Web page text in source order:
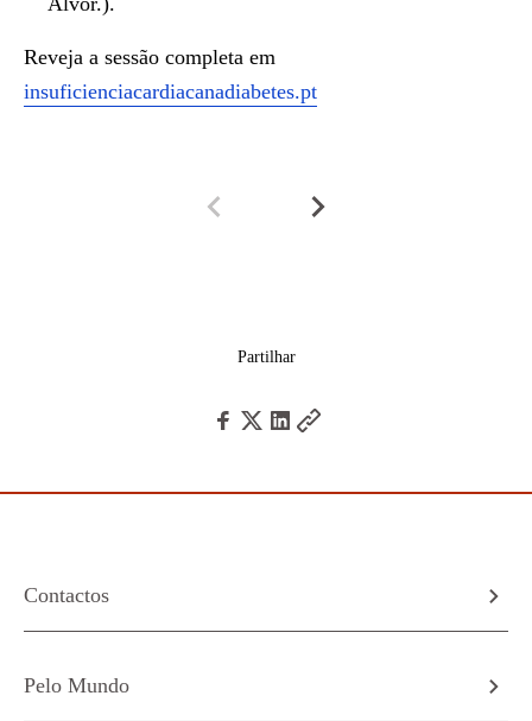
Reveja a sessão completa em
insuficienciacardiacanadiabetes.pt
Partilhar
Contactos
Pelo Mundo